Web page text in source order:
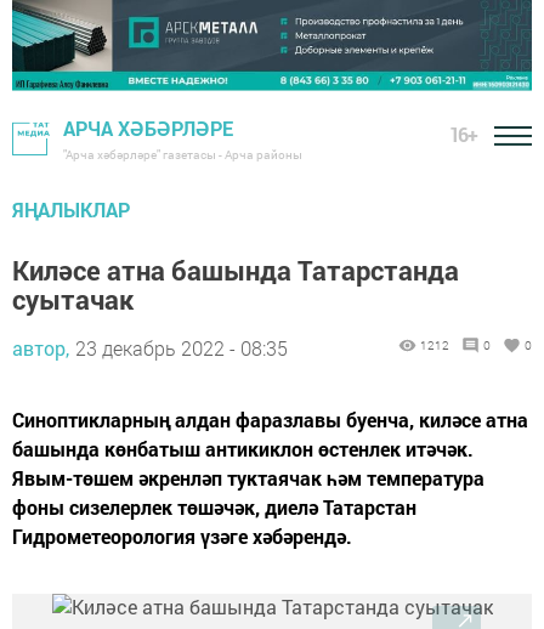
АРЧА ХӘБӘРЛӘРЕ
"Арча хәбәрләре" газетасы - Арча районы
16+
ЯҢАЛЫКЛАР
Киләсе атна башында Татарстанда
суытачак
автор, 23 декабрь 2022 - 08:35 1212 0 0
Синоптикларның алдан фаразлавы буенча, киләсе атна
башында көнбатыш антикиклон өстенлек итәчәк.
Явым-төшем әкренләп туктаячак һәм температура
фоны сизелерлек төшәчәк, диелә Татарстан
Гидрометеорология үзәге хәбәрендә.